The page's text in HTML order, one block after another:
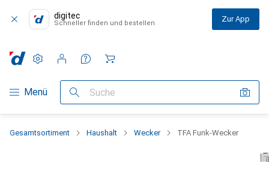
digitec
Schneller finden und bestellen Zur App
Navigation nach Kategorien
Menü Suche
Einstellungen
Kundenkonto
Vergleichslisten
Merklisten
Warenkorb
Gesamtsortiment Haushalt Wecker TFA Funk-Wecker